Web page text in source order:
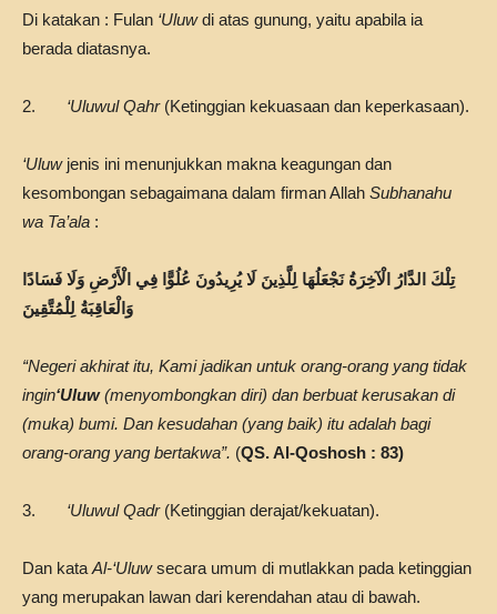
Di katakan : Fulan ‘Uluwdi atas gunung, yaitu apabila ia
berada diatasnya.
2. ‘Uluwul Qahr(Ketinggian kekuasaan dan keperkasaan).
‘Uluwjenis ini menunjukkan makna keagungan dan
kesombongan sebagaimana dalam firman Allah Subhanahu
wa Ta’ala :
تِلْكَ الدَّارُ الْآخِرَةُ نَجْعَلُهَا لِلَّذِينَ لَا يُرِيدُونَ عُلُوًّا فِي الْأَرْضِ وَلَا فَسَادًا
وَالْعَاقِبَةُ لِلْمُتَّقِينَ
“Negeri akhirat itu, Kami jadikan untuk orang-orang yang tidak
ingin‘Uluw(menyombongkan diri) dan berbuat kerusakan di
(muka) bumi. Dan kesudahan (yang baik) itu adalah bagi
orang-orang yang bertakwa”. (QS. Al-Qoshosh : 83)
3. ‘Uluwul Qadr(Ketinggian derajat/kekuatan).
Dan kata Al-‘Uluwsecara umum di mutlakkan pada ketinggian
yang merupakan lawan dari kerendahan atau di bawah.